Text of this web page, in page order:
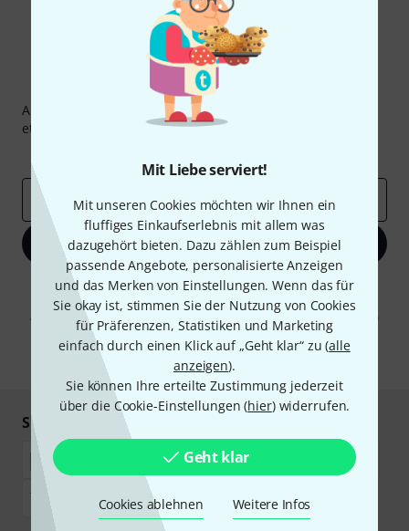
Mit Liebe serviert!
Mit unseren Cookies möchten wir Ihnen ein
fluffiges Einkaufserlebnis mit allem was
dazugehört bieten. Dazu zählen zum Beispiel
passende Angebote, personalisierte Anzeigen
und das Merken von Einstellungen. Wenn das für
Sie okay ist, stimmen Sie der Nutzung von Cookies
für Präferenzen, Statistiken und Marketing
einfach durch einen Klick auf „Geht klar“ zu (alle
anzeigen).
Sie können Ihre erteilte Zustimmung jederzeit
über die Cookie-Einstellungen (hier) widerrufen.
Geht klar
Cookies ablehnen Weitere Infos
Thomann Newsletter
Abonniere den Thomann Newsletter und gewinne mit
etwas Glück einen von50 Gutscheinen
E-Mail-Adresse*
Jetzt anmelden
Mit Klick auf „Jetzt anmelden“ stimmen Sie dem Erhalt von E-Mail-
Werbung und einer Messung des E-Mail-Nutzungsverhaltens zu. Die
Abmeldung ist jederzeit möglich. Weitere Informationen finden Sie in
unserenDatenschutzhinweisen.
* Pflichtfeld
Sicher einkaufen & bezahlen